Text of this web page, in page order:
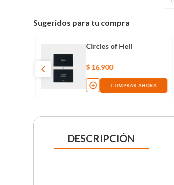
Sugeridos para tu compra
Circles of Hell
$ 16.900
COMPRAR AHORA
DESCRIPCIÓN